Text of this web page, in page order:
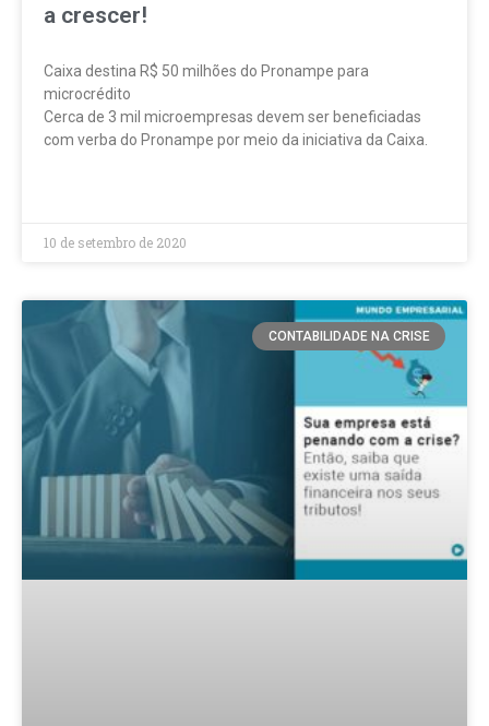
a crescer!
Caixa destina R$ 50 milhões do Pronampe para
microcrédito
Cerca de 3 mil microempresas devem ser beneficiadas
com verba do Pronampe por meio da iniciativa da Caixa.
10 de setembro de 2020
CONTABILIDADE NA CRISE